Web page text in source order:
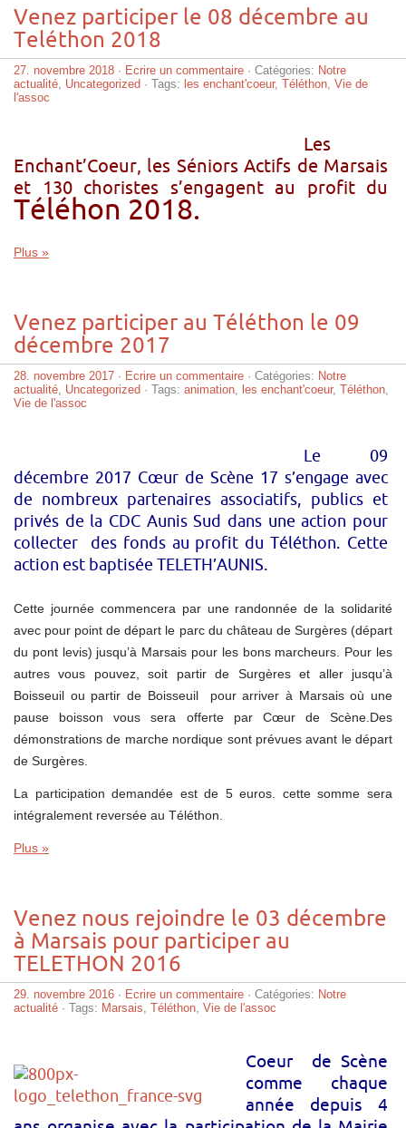
Venez participer le 08 décembre au
Teléthon 2018
27. novembre 2018 · Ecrire un commentaire · Catégories: Notre
actualité Uncategorized · Tags: les enchant'coeur, Téléthon Vie de
l'assoc
Les
Enchant’Coeur, les Séniors Actifs de Marsais
et 130 choristes s’engagent au profit du
Téléhon 2018.
Plus »
Venez participer au Téléthon le 09
décembre 2017
28. novembre 2017 · Ecrire un commentaire · Catégories: Notre
actualité Uncategorized · Tags: animation les enchant'coeur, Téléthon
Vie de l'assoc
Le 09
décembre 2017 Cœur de Scène 17 s’engage avec
de nombreux partenaires associatifs, publics et
privés de la CDC Aunis Sud dans une action pour
collecter des fonds au profit du Téléthon. Cette
action est baptisée TELETH’AUNIS.
Cette journée commencera par une randonnée de la solidarité
avec pour point de départ le parc du château de Surgères (départ
du pont levis) jusqu’à Marsais pour les bons marcheurs. Pour les
autres vous pouvez, soit partir de Surgères et aller jusqu’à
Boisseuil ou partir de Boisseuil pour arriver à Marsais où une
pause boisson vous sera offerte par Cœur de Scène.Des
démonstrations de marche nordique sont prévues avant le départ
de Surgères.
La participation demandée est de 5 euros. cette somme sera
intégralement reversée au Téléthon.
Plus »
Venez nous rejoindre le 03 décembre
à Marsais pour participer au
TELETHON 2016
29. novembre 2016 · Ecrire un commentaire · Catégories: Notre
actualité · Tags: Marsais Téléthon Vie de l'assoc
Coeur de Scène
comme chaque
année depuis 4